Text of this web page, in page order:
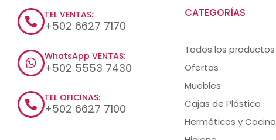
TEL VENTAS:
+502 6627 7170
WhatsApp VENTAS:
+502 5553 7430
TEL OFICINAS:
+502 6627 7100
CATEGORÍAS
Todos los productos
Ofertas
Muebles
Cajas de Plástico
Herméticos y Cocina